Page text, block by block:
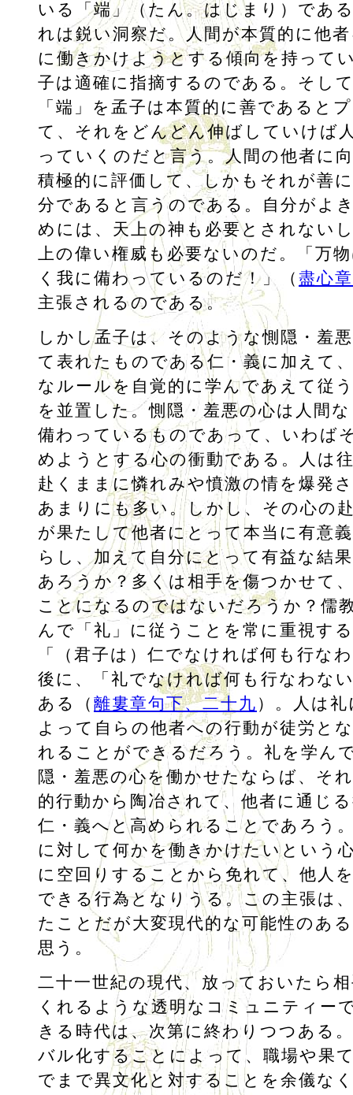
いる「端」（たん。はじまり）であ
れは鋭い洞察だ。人間が本質的に他
に働きかけようとする傾向を持って
子は適確に指摘するのである。そし
「端」を孟子は本質的に善であると
て、それをどんどん伸ばしていけば
っていくのだと言う。人間の他者に
積極的に評価して、しかもそれが善
分であると言うのである。自分がよ
めには、天上の神も必要とされない
上の偉い権威も必要ないのだ。「万
く我に備わっているのだ！」（ 盡心
主張されるのである。
しかし孟子は、そのような惻隠・羞
て表れたものである仁・義に加えて
なルールを自覚的に学んであえて従
を並置した。惻隠・羞悪の心は人間
備わっているものであって、いわば
めようとする心の衝動である。人は
赴くままに憐れみや憤激の情を爆発
あまりにも多い。しかし、その心の
が果たして他者にとって本当に有意
らし、加えて自分にとって有益な結
あろうか？多くは相手を傷つかせて
ことになるのではないだろうか？儒
んで「礼」に従うことを常に重視す
「（君子は）仁でなければ何も行な
後に、「礼でなければ何も行なわな
ある（ 離婁章句下、二十九 ）。人は
よって自らの他者への行動が徒労と
れることができるだろう。礼を学ん
隠・羞悪の心を働かせたならば、そ
的行動から陶冶されて、他者に通じ
仁・義へと高められることであろう
に対して何かを働きかけたいという
に空回りすることから免れて、他人
できる行為となりうる。この主張は
たことだが大変現代的な可能性のあ
思う。
二十一世紀の現代、放っておいたら
くれるような透明なコミュニティー
きる時代は、次第に終わりつつある
バル化することによって、職場や果
でまで異文化と対することを余儀な